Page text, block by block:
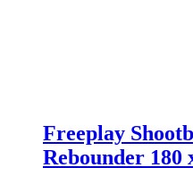
Freeplay
Rebounder 180